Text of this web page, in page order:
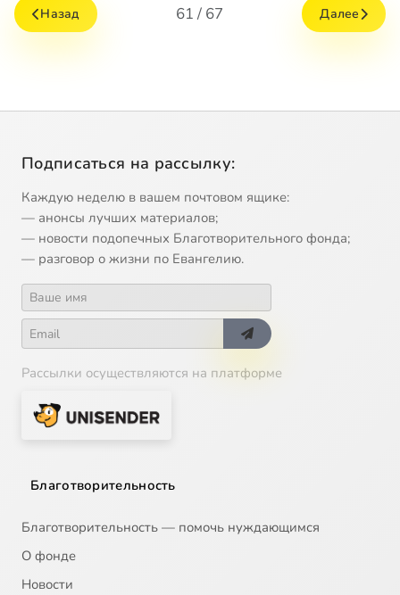
Назад 61 / 67 Далее
Подписаться на рассылку:
Каждую неделю в вашем почтовом ящике:
— анонсы лучших материалов;
— новости подопечных Благотворительного фонда;
— разговор о жизни по Евангелию.
Рассылки осуществляются на платформе
Благотворительность
Благотворительность — помочь нуждающимся
О фонде
Новости